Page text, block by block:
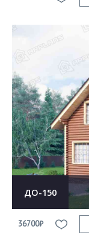
ДО-150
36700₽